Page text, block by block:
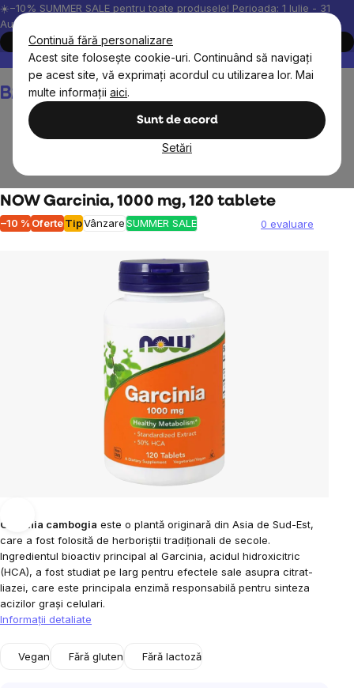
Continuă fără personalizare
Acest site folosește cookie-uri. Continuând să navigați
pe acest site, vă exprimați acordul cu utilizarea lor. Mai
multe informații aici.
Sunt de acord
Setări
Treci
la
conținut
☀️−10% SUMMER SALE pentru toate produsele! Perioada: 1 Iulie - 31
August, 2026.
Cumpără acum
Peste 200.000 de recenzii verificate
Produsele noastre sunt
Coş
de
NOW Garcinia, 1000 mg, 120 tablete
–10 % OferteTipVânzareSUMMER SALE 0 evaluare
Garcinia cambogia este o plantă originară din Asia de Sud-Est,
care a fost folosită de herboriștii tradiționali de secole.
Ingredientul bioactiv principal al Garcinia, acidul hidroxicitric
(HCA), a fost studiat pe larg pentru efectele sale asupra citrat-
liazei, care este principala enzimă responsabilă pentru sinteza
acizilor grași celulari.
Informaţii detaliate
Vegan Fără gluten Fără lactoză